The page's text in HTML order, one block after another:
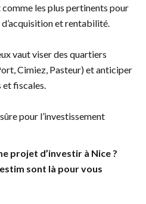
les plus pertinents pour
et rentabilité.
vaut viser des quartiers
Cimiez, Pasteur) et anticiper
et fiscales.
pour l’investissement
projet d’investir à Nice ?
sont là pour vous